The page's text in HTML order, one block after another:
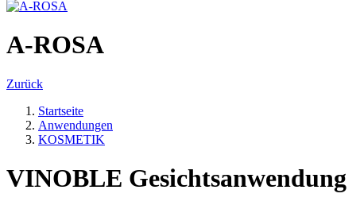
A-ROSA
Zurück
Startseite
Anwendungen
KOSMETIK
VINOBLE Gesichtsanwendung